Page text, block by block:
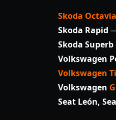
Skoda Octavia
Skoda Rapid
Skoda Superb
Volkswagen
Volkswagen
Volkswagen
Seat León,